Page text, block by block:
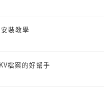
裝教學
檔案的好幫手